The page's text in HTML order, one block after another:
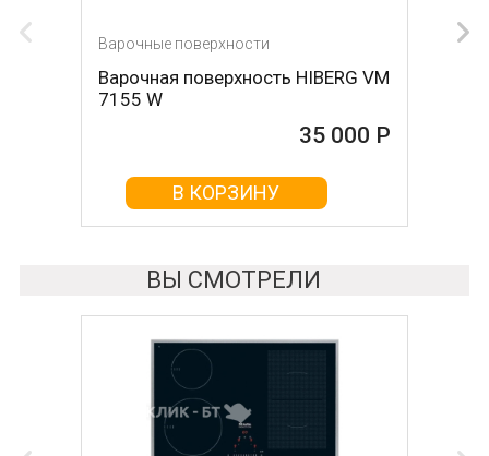
Варочные поверхности
Варочная поверхность HIBERG VM
7155 W
35 000 Р
В КОРЗИНУ
Варочные поверхности
Варочная поверхность HIBERG VM
7155 B
35 000 Р
В КОРЗИНУ
ВЫ СМОТРЕЛИ